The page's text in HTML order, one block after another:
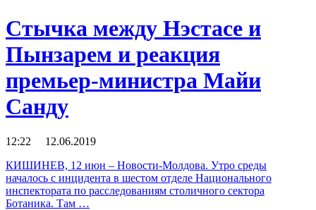
Cтычка между Нэстасе и
Пынзарем и реакция
премьер-министра Майи
Санду
12:22 12.06.2019
КИШИНЕВ, 12 июн – Новости-Молдова. Утро среды
началось с инцидента в шестом отделе Национального
инспектората по расследованиям столичного сектора
Ботаника. Там …